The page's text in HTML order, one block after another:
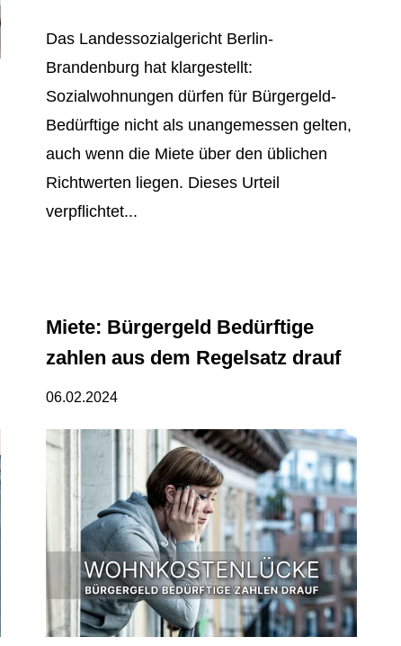
Das Landessozialgericht Berlin-
Brandenburg hat klargestellt:
Sozialwohnungen dürfen für Bürgergeld-
Bedürftige nicht als unangemessen gelten,
auch wenn die Miete über den üblichen
Richtwerten liegen. Dieses Urteil
verpflichtet...
Miete: Bürgergeld Bedürftige
zahlen aus dem Regelsatz drauf
06.02.2024